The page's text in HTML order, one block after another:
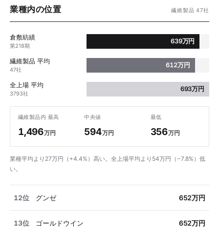
業種内の位置 繊維製品 47社
倉敷紡績
第218期
639万円
繊維製品 平均
47社
612万円
全上場 平均
3793社
693万円
繊維製品内 最高
1,496万円
中央値
594万円
最低
356万円
業種平均より27万円（+4.4%）高い。全上場平均より54万円（−7.8%）低
い。
12位 グンゼ 652万円
13位 ゴールドウイン 652万円